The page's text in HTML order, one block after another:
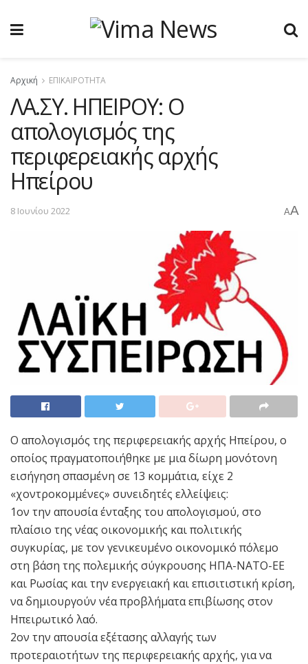
Αρχική ΕΠΙΚΑΙΡΟΤΗΤΑ
ΛΑ.ΣΥ. ΗΠΕΙΡΟΥ: Ο
απολογισμός της
περιφερειακής αρχής
Ηπείρου
8 Ιουνίου 2022 AA
Ο απολογισμός της περιφερειακής αρχής Ηπείρου, ο
οποίος πραγματοποιήθηκε με μια δίωρη μονότονη
εισήγηση σπασμένη σε 13 κομμάτια, είχε 2
«χοντροκομμένες» συνειδητές ελλείψεις:
1ον την απουσία ένταξης του απολογισμού, στο
πλαίσιο της νέας οικονομικής και πολιτικής
συγκυρίας, με τον γενικευμένο οικονομικό πόλεμο
στη βάση της πολεμικής σύγκρουσης ΗΠΑ-ΝΑΤΟ-ΕΕ
και Ρωσίας και την ενεργειακή και επισιτιστική κρίση,
να δημιουργούν νέα προβλήματα επιβίωσης στον
Ηπειρωτικό λαό.
2ον την απουσία εξέτασης αλλαγής των
προτεραιοτήτων της περιφερειακής αρχής, για να